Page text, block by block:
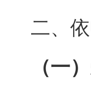
二、
（一